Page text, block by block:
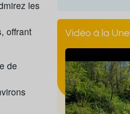
les
offrant
de
Vidéo à la Une